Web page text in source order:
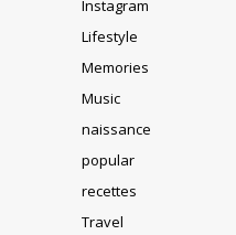
Instagram
Lifestyle
Memories
Music
naissance
popular
recettes
Travel